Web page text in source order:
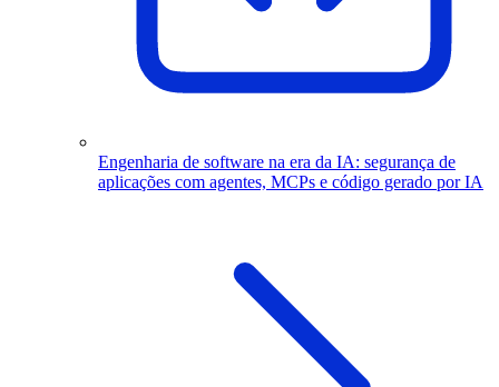
Engenharia de software na era da IA: segurança de
aplicações com agentes, MCPs e código gerado por IA